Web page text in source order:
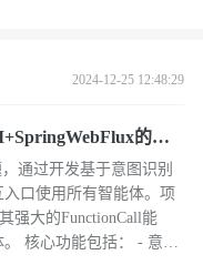
2024-12-25 12:48:29
的基
通过开发基于意图识别
口使用所有智能体。项
强大的FunctionCall能
核心功能包括： - 意图